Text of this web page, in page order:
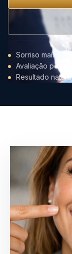
Sorriso mais
Avaliação
Resultado